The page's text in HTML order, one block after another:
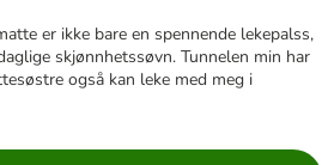
er ikke bare en spennende lekepalss,
skjønnhetssøvn. Tunnelen min har
også kan leke med meg i